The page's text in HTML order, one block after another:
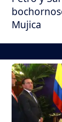
Mujica